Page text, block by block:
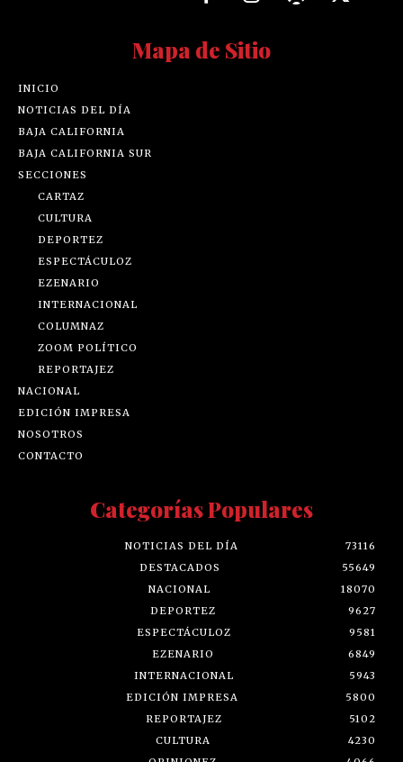
Mapa de Sitio
INICIO
NOTICIAS DEL DÍA
BAJA CALIFORNIA
BAJA CALIFORNIA SUR
SECCIONES
CARTAZ
CULTURA
DEPORTEZ
ESPECTÁCULOZ
EZENARIO
INTERNACIONAL
COLUMNAZ
ZOOM POLÍTICO
REPORTAJEZ
NACIONAL
EDICIÓN IMPRESA
NOSOTROS
CONTACTO
Categorías Populares
NOTICIAS DEL DÍA
73116
DESTACADOS
55649
NACIONAL
18070
DEPORTEZ
9627
ESPECTÁCULOZ
9581
EZENARIO
6849
INTERNACIONAL
5943
EDICIÓN IMPRESA
5800
REPORTAJEZ
5102
CULTURA
4230